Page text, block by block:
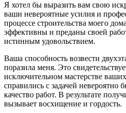
Я хотел бы выразить вам свою
ваши невероятные усилия и
процессе строительства моего
эффективны и преданы своей
истинным удовольствием.
Ваша способность возвести
поразила меня. Это
исключительном мастерстве
справились с задачей невероятно
качество работ. В результате
вызывает восхищение и гордость.